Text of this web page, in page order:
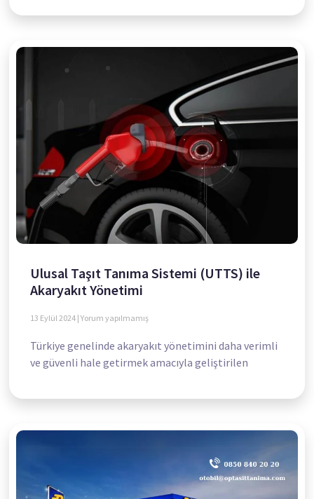
Ulusal Taşıt Tanıma Sistemi (UTTS) ile
Akaryakıt Yönetimi
13 Eylül 2024 Yorum yapılmamış
Türkiye genelinde akaryakıt yönetimini daha verimli
ve güvenli hale getirmek amacıyla geliştirilen